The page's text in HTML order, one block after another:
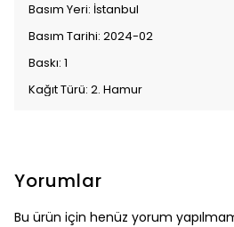
Basım Yeri: İstanbul
Basım Tarihi: 2024-02
Baskı: 1
Kağıt Türü: 2. Hamur
Yorumlar
Bu ürün için henüz yorum